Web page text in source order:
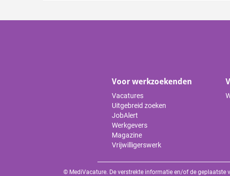
Voor werkzoekenden
Vacatures
Uitgebreid zoeken
JobAlert
Werkgevers
Magazine
Vrijwilligerswerk
© MediVacature. De verstrekte informatie en/of de